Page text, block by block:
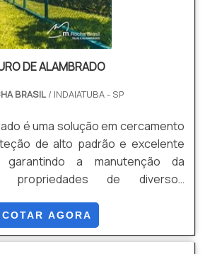
DE ALAMBRADO
BRASIL / INDAIATUBA - SP
é uma solução em cercamento
de alto padrão e excelente
garantindo a manutenção da
propriedades de diversos
resistência a tentativas de
à tração, sendo ainda um sistema
COTAR AGORA